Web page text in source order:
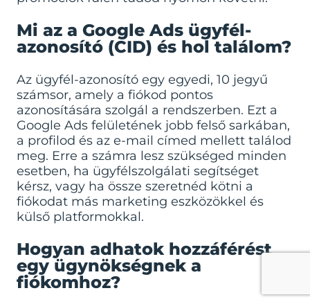
Mi az a Google Ads ügyfél-
azonosító (CID) és hol találom?
Az ügyfél-azonosító egy egyedi, 10 jegyű
számsor, amely a fiókod pontos
azonosítására szolgál a rendszerben. Ezt a
Google Ads felületének jobb felső sarkában,
a profilod és az e-mail címed mellett találod
meg. Erre a számra lesz szükséged minden
esetben, ha ügyfélszolgálati segítséget
kérsz, vagy ha össze szeretnéd kötni a
fiókodat más marketing eszközökkel és
külső platformokkal.
Hogyan adhatok hozzáférést
egy ügynökségnek a
fiókomhoz?